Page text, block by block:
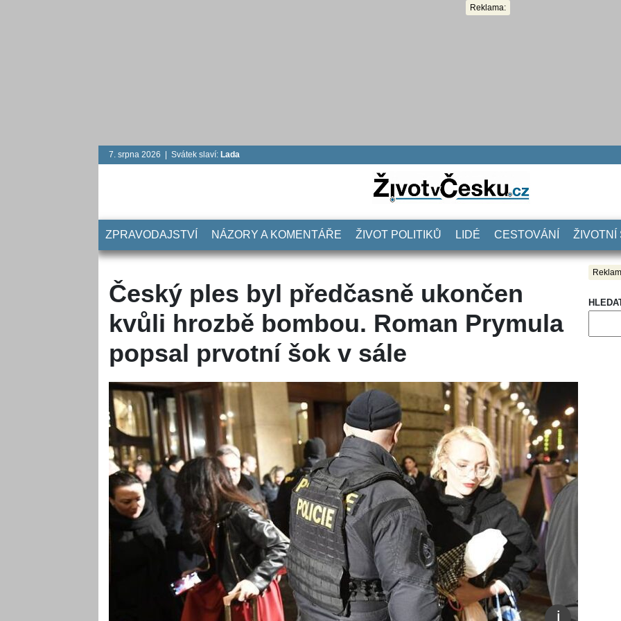
Reklama:
7. srpna 2026 | Svátek slaví: Lada
ZPRAVODAJSTVÍ NÁZORY A KOMENTÁŘE ŽIVOT POLITIKŮ LIDÉ CESTOVÁNÍ ŽIVOTNÍ
Český ples byl předčasně ukončen
kvůli hrozbě bombou. Roman Prymula
popsal prvotní šok v sále